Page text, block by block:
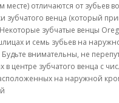
месте) отличаются от зубьев
зубчатого венца (который
зубчатые венцы
и семь зубьев на
Будьте внимательны, не
в центре зубчатого венца с
на наружной